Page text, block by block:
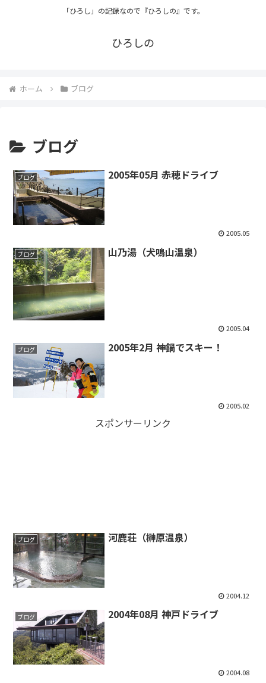
「ひろし」の記録なので『ひろしの』です。
ひろしの
ホーム ブログ
ブログ
ブログ 2005年05月 赤穂ドライブ
2005.05
ブログ 山乃湯（犬鳴山温泉）
2005.04
ブログ 2005年2月 神鍋でスキー！
2005.02
スポンサーリンク
ブログ 河鹿荘（榊原温泉）
2004.12
ブログ 2004年08月 神戸ドライブ
2004.08